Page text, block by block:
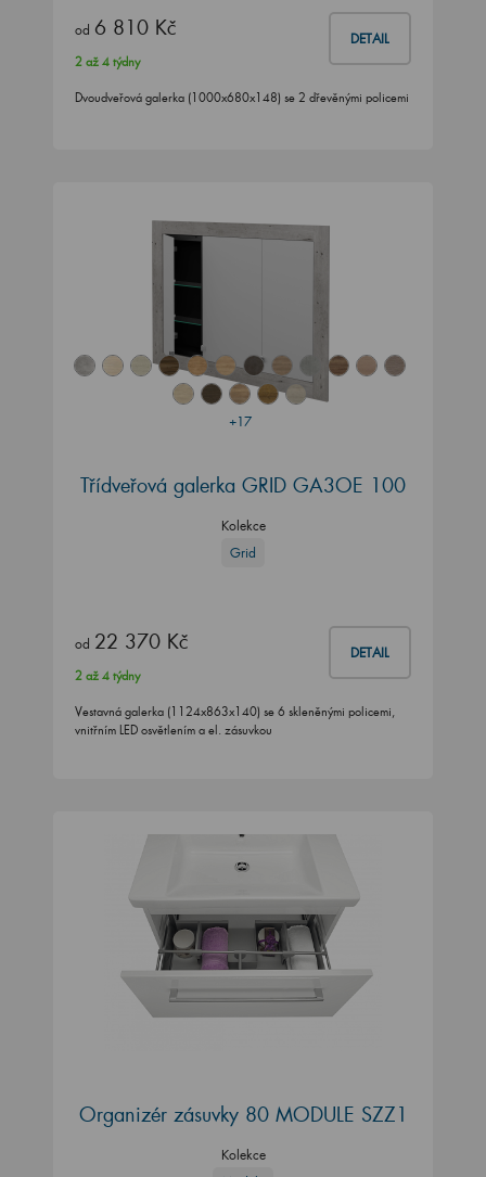
od 6 810 Kč DETAIL
2 až 4 týdny
Dvoudveřová galerka (1000x680x148) se 2 dřevěnými policemi
+17
Třídveřová galerka GRID GA3OE 100
Kolekce
Grid
od 22 370 Kč DETAIL
2 až 4 týdny
Vestavná galerka (1124x863x140) se 6 skleněnými policemi,
vnitřním LED osvětlením a el. zásuvkou
Organizér zásuvky 80 MODULE SZZ1
Kolekce